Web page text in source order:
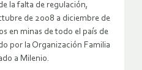
la falta de regulación,
de 2008 a diciembre de
en minas de todo el país de
por la Organización Familia
a Milenio.